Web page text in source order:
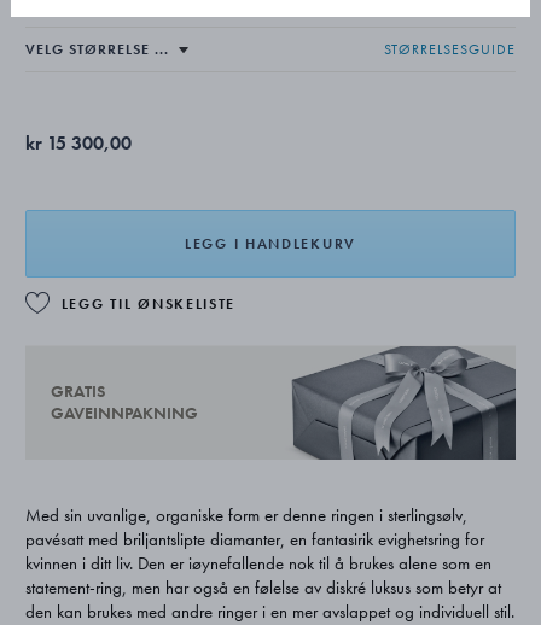
STØRRELSESGUIDE
kr 15 300,00
LEGG I HANDLEKURV
LEGG TIL ØNSKELISTE
GRATIS
GAVEINNPAKNING
Med sin uvanlige, organiske form er denne ringen i sterlingsølv,
pavésatt med briljantslipte diamanter, en fantasirik evighetsring for
kvinnen i ditt liv. Den er iøynefallende nok til å brukes alene som en
statement-ring, men har også en følelse av diskré luksus som betyr at
den kan brukes med andre ringer i en mer avslappet og individuell stil.